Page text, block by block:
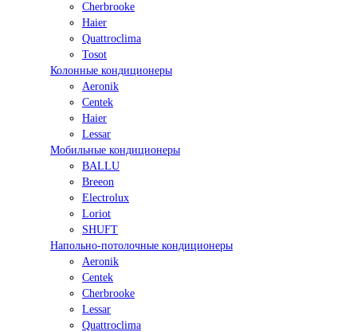
Cherbrooke
Haier
Quattroclima
Tosot
Колонные кондиционеры
Aeronik
Centek
Haier
Lessar
Мобильные кондиционеры
BALLU
Breeon
Electrolux
Loriot
SHUFT
Напольно-потолочные кондиционеры
Aeronik
Centek
Cherbrooke
Lessar
Quattroclima